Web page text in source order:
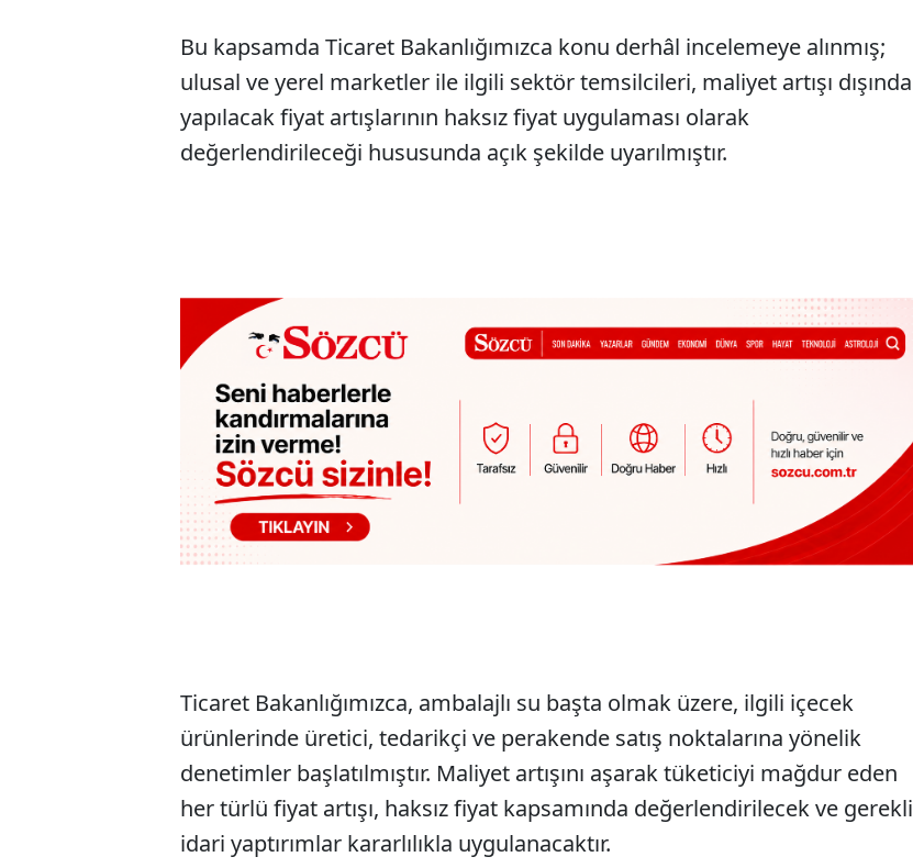
Bu kapsamda Ticaret Bakanlığımızca konu derhâl incelemeye alınmış;
ulusal ve yerel marketler ile ilgili sektör temsilcileri, maliyet artışı dışında
yapılacak fiyat artışlarının haksız fiyat uygulaması olarak
değerlendirileceği hususunda açık şekilde uyarılmıştır.
Ticaret Bakanlığımızca, ambalajlı su başta olmak üzere, ilgili içecek
ürünlerinde üretici, tedarikçi ve perakende satış noktalarına yönelik
denetimler başlatılmıştır. Maliyet artışını aşarak tüketiciyi mağdur eden
her türlü fiyat artışı, haksız fiyat kapsamında değerlendirilecek ve gerekli
idari yaptırımlar kararlılıkla uygulanacaktır.